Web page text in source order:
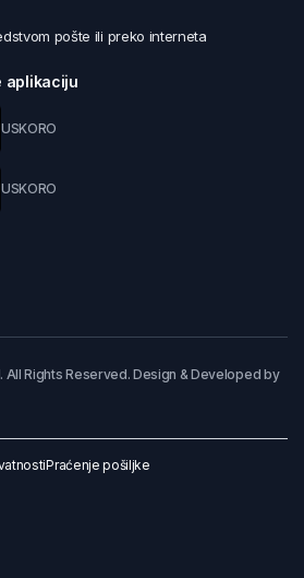
pošte ili preko interneta
aplikaciju
USKORO
USKORO
Rights Reserved. Design & Developed by
Praćenje pošiljke